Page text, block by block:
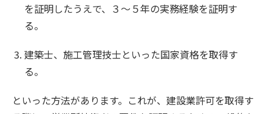
を証明したうえで、３～５年の実務経験を証明す
る。
建築士、施工管理技士といった国家資格を取得す
る。
といった方法があります。これが、建設業許可を取得す